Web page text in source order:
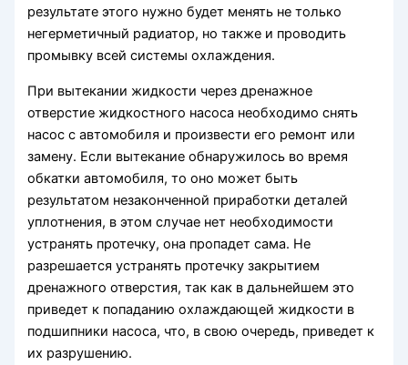
результате этого нужно будет менять не только
негерметичный радиатор, но также и проводить
промывку всей системы охлаждения.
При вытекании жидкости через дренажное
отверстие жидкостного насоса необходимо снять
насос с автомобиля и произвести его ремонт или
замену. Если вытекание обнаружилось во время
обкатки автомобиля, то оно может быть
результатом незаконченной приработки деталей
уплотнения, в этом случае нет необходимости
устранять протечку, она пропадет сама. Не
разрешается устранять протечку закрытием
дренажного отверстия, так как в дальнейшем это
приведет к попаданию охлаждающей жидкости в
подшипники насоса, что, в свою очередь, приведет к
их разрушению.